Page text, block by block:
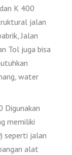
K 400
jalan
Jalan
Tol juga bisa
water
Digunakan
memiliki
seperti jalan
alat